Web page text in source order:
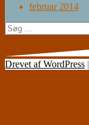
februar 2014
Søg
efter:
Drevet af WordPress |